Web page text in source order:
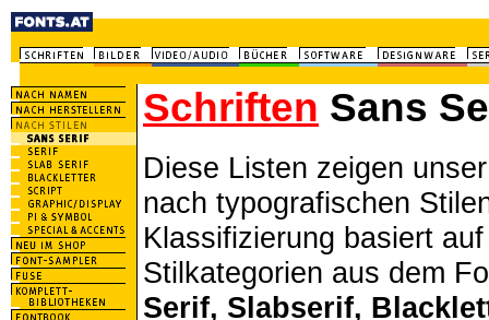
Schriften Sans
Diese Listen zeigen
nach typografischen
Klassifizierung basiert
Stilkategorien aus dem
Serif, Slabserif,